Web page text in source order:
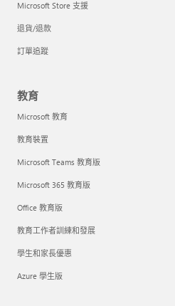
Microsoft Store 支援
退貨/退款
訂單追蹤
教育
Microsoft 教育
教育裝置
Microsoft Teams 教育版
Microsoft 365 教育版
Office 教育版
教育工作者訓練和發展
學生和家長優惠
Azure 學生版